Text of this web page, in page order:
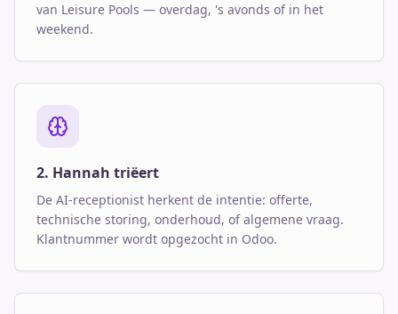
van Leisure Pools — overdag, 's avonds of in het
weekend.
2. Hannah triëert
De AI-receptionist herkent de intentie: offerte,
technische storing, onderhoud, of algemene vraag.
Klantnummer wordt opgezocht in Odoo.